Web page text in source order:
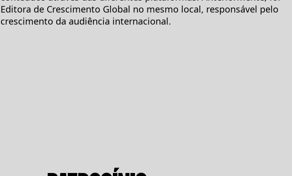
Editora de Crescimento Global no mesmo local, responsável pelo
crescimento da audiência internacional.